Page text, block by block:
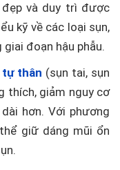
và duy trì được
kỹ về các loại sụn,
đoạn hậu phẫu.
tự thân (sụn tai, sụn
thích, giảm nguy cơ
hơn. Với phương
giữ dáng mũi ổn